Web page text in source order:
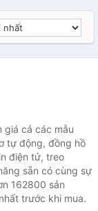
giá cả các mẫu
tự động, đồng hồ
điện tử, treo
sẵn có cùng sự
162800 sản
trước khi mua.